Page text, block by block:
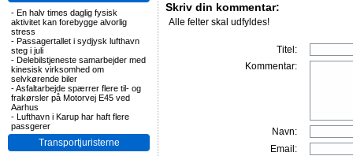
- En halv times daglig fysisk
aktivitet kan forebygge alvorlig
stress
- Passagertallet i sydjysk lufthavn
steg i juli
- Delebilstjeneste samarbejder med
kinesisk virksomhed om
selvkørende biler
-Asfaltarbejde spærrer flere til- og
frakørsler på Motorvej E45 ved
Aarhus
- Lufthavn i Karup har haft flere
passgerer
Transportjuristerne
Skriv din kommentar:
Alle felter skal udfyldes!
Titel:
Kommentar:
Navn:
Email: